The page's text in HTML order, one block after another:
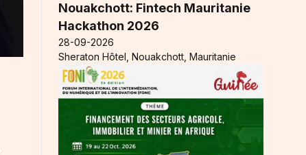
Nouakchott: Fintech Mauritanie
Hackathon 2026
28-09-2026
Sheraton Hôtel, Nouakchott, Mauritanie